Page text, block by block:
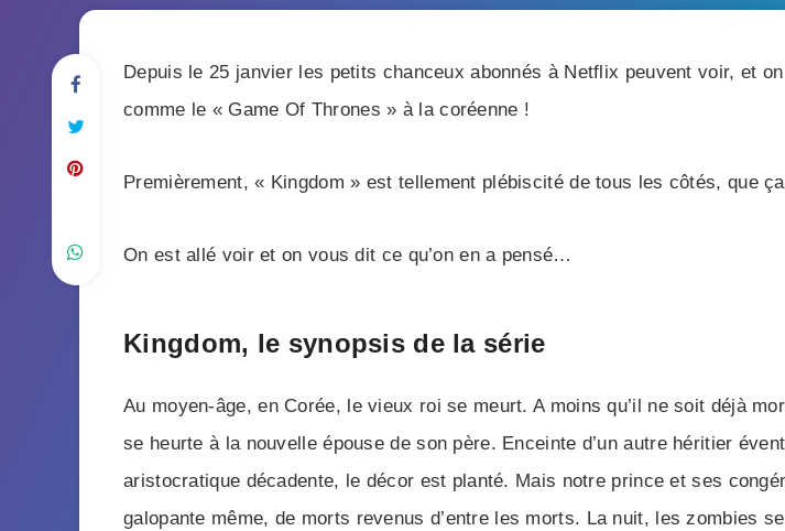
Depuis le 25 janvier les petits chanceux abonnés à Netflix peuvent voir, et
comme le « Game Of Thrones » à la coréenne !
Premièrement, « Kingdom » est tellement plébiscité de tous les côtés, que
On est allé voir et on vous dit ce qu’on en a pensé…
Kingdom, le synopsis de la série
Au moyen-âge, en Corée, le vieux roi se meurt. A moins qu’il ne soit déjà
se heurte à la nouvelle épouse de son père. Enceinte d’un autre héritier
aristocratique décadente, le décor est planté. Mais notre prince et ses
galopante même, de morts revenus d’entre les morts. La nuit, les zombies